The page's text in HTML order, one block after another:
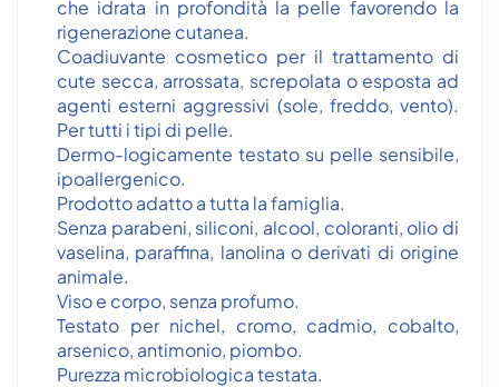
che idrata in profondità la pelle favorendo la
rigenerazione cutanea.
Coadiuvante cosmetico per il trattamento di
cute secca, arrossata, screpolata o esposta ad
agenti esterni aggressivi (sole, freddo, vento).
Per tutti i tipi di pelle.
Dermo-logicamente testato su pelle sensibile,
ipoallergenico.
Prodotto adatto a tutta la famiglia.
Senza parabeni, siliconi, alcool, coloranti, olio di
vaselina, paraffina, lanolina o derivati di origine
animale.
Viso e corpo, senza profumo.
Testato per nichel, cromo, cadmio, cobalto,
arsenico, antimonio, piombo.
Purezza microbiologica testata.